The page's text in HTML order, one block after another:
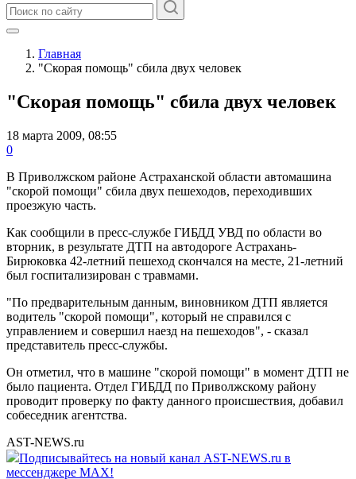
Главная
"Скорая помощь" сбила двух человек
"Скорая помощь" сбила двух человек
18 марта 2009, 08:55
0
В Приволжском районе Астраханской области автомашина
"скорой помощи" сбила двух пешеходов, переходивших
проезжую часть.
Как сообщили в пресс-службе ГИБДД УВД по области во
вторник, в результате ДТП на автодороге Астрахань-
Бирюковка 42-летний пешеход скончался на месте, 21-летний
был госпитализирован с травмами.
"По предварительным данным, виновником ДТП является
водитель "скорой помощи", который не справился с
управлением и совершил наезд на пешеходов", - сказал
представитель пресс-службы.
Он отметил, что в машине "скорой помощи" в момент ДТП не
было пациента. Отдел ГИБДД по Приволжскому району
проводит проверку по факту данного происшествия, добавил
собеседник агентства.
AST-NEWS.ru
Подписывайтесь на новый канал AST-NEWS.ru в
мессенджере MAX!